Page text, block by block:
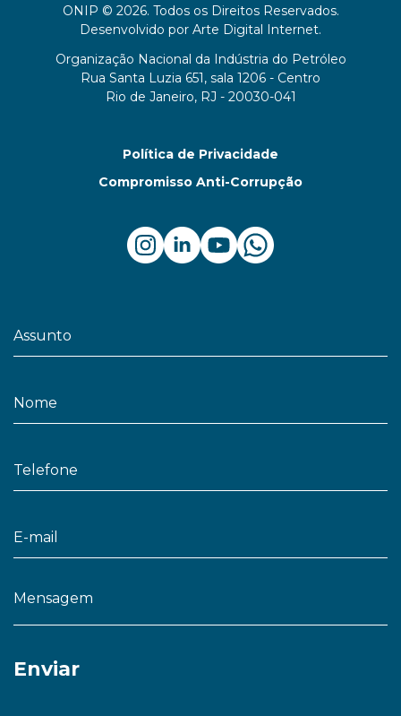
ONIP © 2026. Todos os Direitos Reservados.
Desenvolvido por Arte Digital Internet.
Organização Nacional da Indústria do Petróleo
Rua Santa Luzia 651, sala 1206 - Centro
Rio de Janeiro, RJ - 20030-041
Política de Privacidade
Compromisso Anti-Corrupção